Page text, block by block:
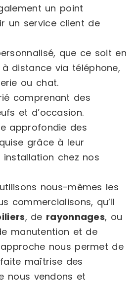
un point
un service client de
que ce soit en
distance via téléphone,
ou chat.
comprenant des
et d’occasion.
approfondie des
grâce à leur
chez nos
nous-mêmes les
commercialisons, qu’il
, de rayonnages, ou
manutention et de
nous permet de
maîtrise des
nous vendons et